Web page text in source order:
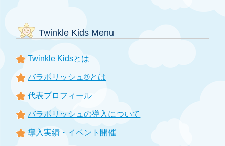
Twinkle Kids Menu
Twinkle Kidsとは
バラボリッシュ®とは
代表プロフィール
バラボリッシュの導入について
導入実績・イベント開催